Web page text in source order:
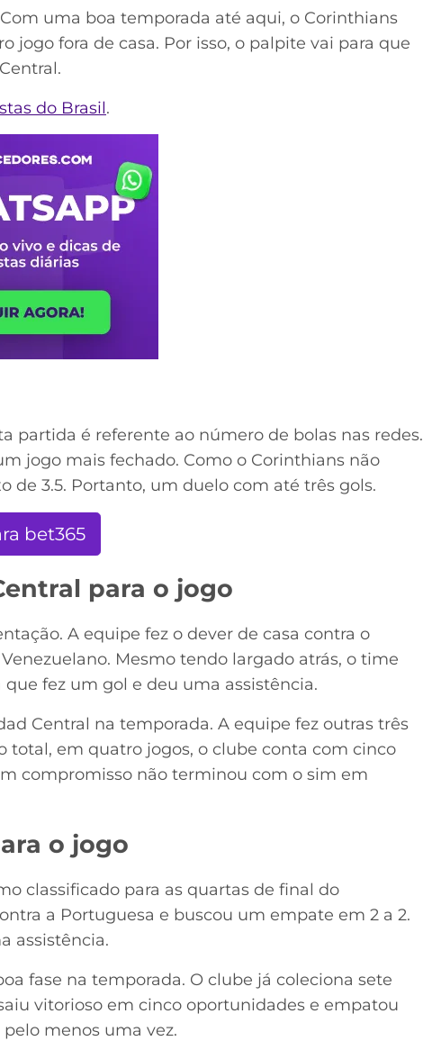
uma boa temporada até aqui, o Corinthians
fora de casa. Por isso, o palpite vai para que
do Brasil.
partida é referente ao número de bolas nas redes.
jogo mais fechado. Como o Corinthians não
de 3.5. Portanto, um duelo com até três gols.
bet365
para o jogo
A equipe fez o dever de casa contra o
Mesmo tendo largado atrás, o time
fez um gol e deu uma assistência.
Central na temporada. A equipe fez outras três
em quatro jogos, o clube conta com cinco
compromisso não terminou com o sim em
o jogo
classificado para as quartas de final do
a Portuguesa e buscou um empate em 2 a 2.
assistência.
fase na temporada. O clube já coleciona sete
vitorioso em cinco oportunidades e empatou
menos uma vez.